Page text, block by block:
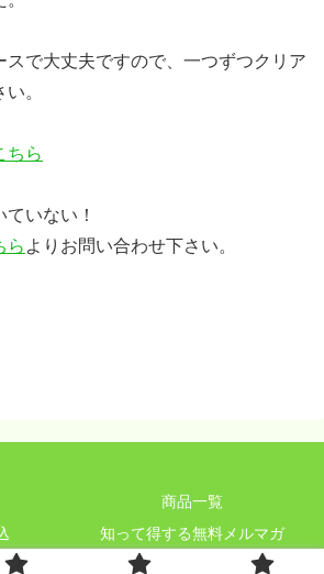
スで大丈夫ですので、一つずつクリア
。
ちら
いない！
ら よりお問い合わせ下さい。
商品一覧
知って得する無料メルマガ